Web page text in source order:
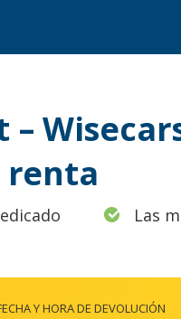
renta
Las
Y HORA DE DEVOLUCIÓN